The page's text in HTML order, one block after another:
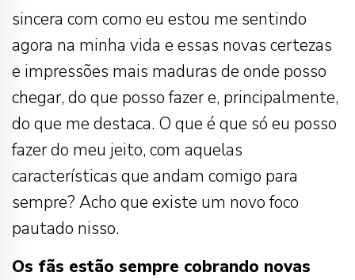
sincera com como eu estou me sentindo
agora na minha vida e essas novas certezas
e impressões mais maduras de onde posso
chegar, do que posso fazer e, principalmente,
do que me destaca. O que é que só eu posso
fazer do meu jeito, com aquelas
características que andam comigo para
sempre? Acho que existe um novo foco
pautado nisso.
Os fãs estão sempre cobrando novas